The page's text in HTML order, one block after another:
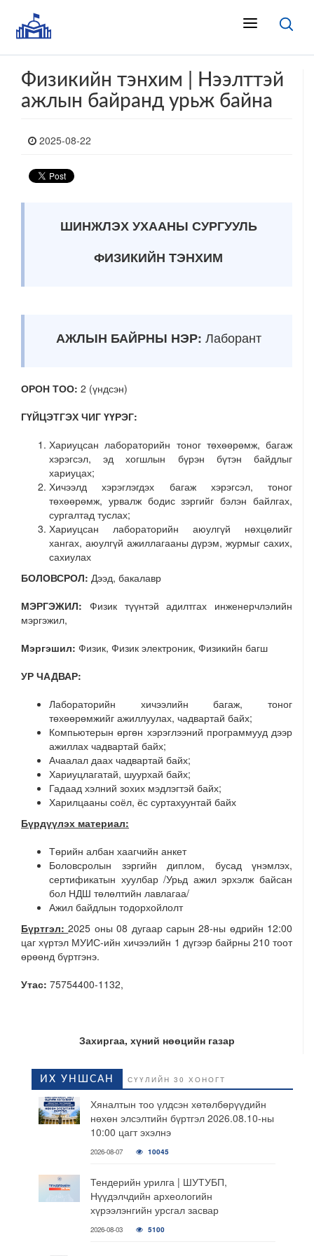
Физикийн тэнхим | Нээлттэй
ажлын байранд урьж байна
2025-08-22
ШИНЖЛЭХ УХААНЫ СУРГУУЛЬ
ФИЗИКИЙН ТЭНХИМ
АЖЛЫН БАЙРНЫ НЭР: Лаборант
ОРОН ТОО: 2 (үндсэн)
ГҮЙЦЭТГЭХ ЧИГ ҮҮРЭГ:
Хариуцсан лабораторийн тоног төхөөрөмж, багаж
хэрэгсэл, эд хогшлын бүрэн бүтэн байдлыг
хариуцах;
Хичээлд хэрэглэгдэх багаж хэрэгсэл, тоног
төхөөрөмж, урвалж бодис зэргийг бэлэн байлгах,
сургалтад туслах;
Хариуцсан лабораторийн аюулгүй нөхцөлийг
хангах, аюулгүй ажиллагааны дүрэм, журмыг сахих,
сахиулах
БОЛОВСРОЛ: Дээд, бакалавр
МЭРГЭЖИЛ: Физик түүнтэй адилтгах инженерчлэлийн
мэргэжил,
Мэргэшил: Физик, Физик электроник, Физикийн багш
УР ЧАДВАР:
Лабораторийн хичээлийн багаж, тоног
төхөөрөмжийг ажиллуулах, чадвартай байх;
Компьютерын өргөн хэрэглээний программууд дээр
ажиллах чадвартай байх;
Ачаалал даах чадвартай байх;
Хариуцлагатай, шуурхай байх;
Гадаад хэлний зохих мэдлэгтэй байх;
Харилцааны соёл, ёс суртахуунтай байх
Бүрдүүлэх материал:
Төрийн албан хаагчийн анкет
Боловсролын зэргийн диплом, бусад үнэмлэх,
сертификатын хуулбар /Урьд ажил эрхэлж байсан
бол НДШ төлөлтийн лавлагаа/
Ажил байдлын тодорхойлолт
Бүртгэл:2025 оны 08 дугаар сарын 28-ны өдрийн 12:00
цаг хүртэл МУИС-ийн хичээлийн 1 дүгээр байрны 210 тоот
өрөөнд бүртгэнэ.
Утас: 75754400-1132,
Захиргаа, хүний нөөцийн газар
ИХ УНШСАН СҮҮЛИЙН 30 ХОНОГТ
Хяналтын тоо үлдсэн хөтөлбөрүүдийн
нөхөн элсэлтийн бүртгэл 2026.08.10-ны
10:00 цагт эхэлнэ
2026-08-07 10045
Тендерийн урилга | ШУТУБП,
Нүүдэлчдийн археологийн
хүрээлэнгийн урсгал засвар
2026-08-03 5100